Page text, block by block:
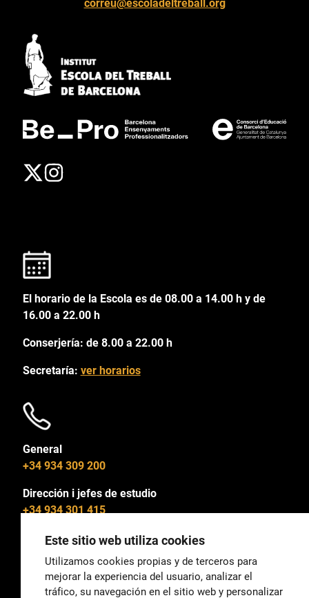
correu@escoladeltreball.org
El horario de la Escola es de 08.00 a 14.00 h y de
16.00 a 22.00 h
Conserjería: de 8.00 a 22.00 h
Secretaría: ver horarios
General
+34 934 309 200
Dirección i jefes de estudio
+34 934 301 415
General
Este sitio web utiliza cookies
Utilizamos cookies propias y de terceros para
mejorar la experiencia del usuario, analizar el
tráfico, su navegación en el sitio web y personalizar